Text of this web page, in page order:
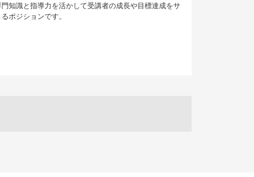
知識と指導力を活かして受講者の成長や目標達成をサ
ポジションです。